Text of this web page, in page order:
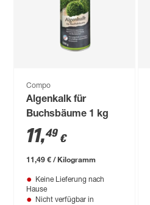
Compo
Algenkalk für
Buchsbäume 1 kg
11,49 €
11,49 € / Kilogramm
Keine Lieferung nach
Hause
Nicht verfügbar in